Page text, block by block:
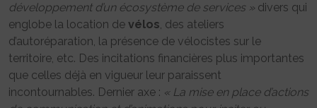
développement d’un écosystème de services » divers qui
englobe la location de vélos, des ateliers
d’autoréparation, la présence de vélocistes sur le
territoire, etc. Des incitations financières plus importantes
que celles déjà en vigueur leur paraissent
incontournables. Dernier axe : « La mise en place d’actions